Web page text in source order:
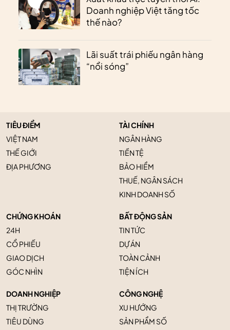
Doanh nghiệp Việt tăng tốc
thế nào?
Lãi suất trái phiếu ngân hàng
“nổi sóng”
TIÊU ĐIỂM
VIỆT NAM
THẾ GIỚI
ĐỊA PHƯƠNG
TÀI CHÍNH
NGÂN HÀNG
TIỀN TỆ
BẢO HIỂM
THUẾ, NGÂN SÁCH
KINH DOANH SỐ
CHỨNG KHOÁN
24H
CỔ PHIẾU
GIAO DỊCH
GÓC NHÌN
BẤT ĐỘNG SẢN
TIN TỨC
DỰ ÁN
TOÀN CẢNH
TIỆN ÍCH
DOANH NGHIỆP
THỊ TRƯỜNG
TIÊU DÙNG
CÔNG NGHỆ
XU HƯỚNG
SẢN PHẨM SỐ